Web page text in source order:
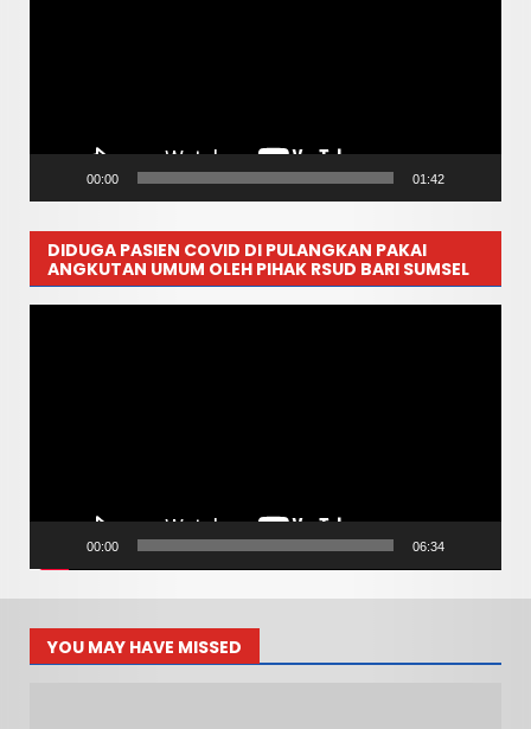
00:00 01:42
DIDUGA PASIEN COVID DI PULANGKAN PAKAI
ANGKUTAN UMUM OLEH PIHAK RSUD BARI SUMSEL
00:00 06:34
YOU MAY HAVE MISSED